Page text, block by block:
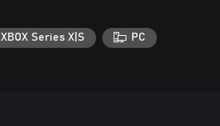
XBOX Series X|S PC